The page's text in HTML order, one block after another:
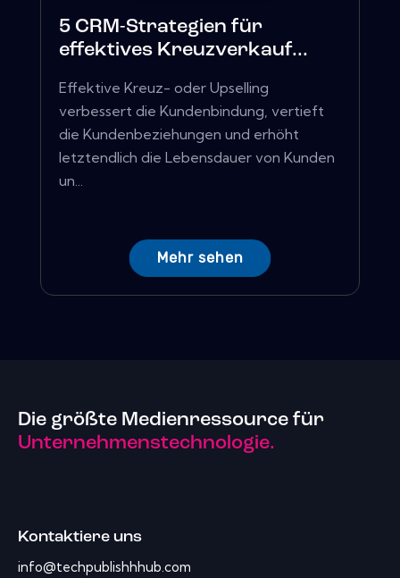
5 CRM-Strategien für
effektives Kreuzverkauf...
Effektive Kreuz- oder Upselling
verbessert die Kundenbindung, vertieft
die Kundenbeziehungen und erhöht
letztendlich die Lebensdauer von Kunden
un...
Mehr sehen
Die größte Medienressource für
Unternehmenstechnologie.
Kontaktiere uns
info@techpublishhhub.com